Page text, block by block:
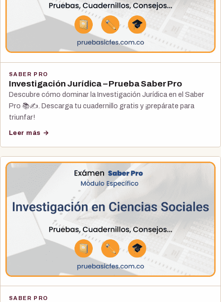
SABER PRO
Investigación Jurídica – Prueba Saber Pro
Descubre cómo dominar la Investigación Jurídica en el Saber
Pro 📚✍️. Descarga tu cuadernillo gratis y ¡prepárate para
triunfar!
Leer más →
SABER PRO